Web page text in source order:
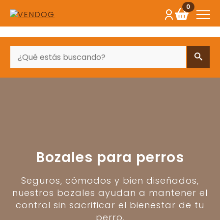
0
Bozales para perros
Seguros, cómodos y bien diseñados,
nuestros bozales ayudan a mantener el
control sin sacrificar el bienestar de tu
perro.